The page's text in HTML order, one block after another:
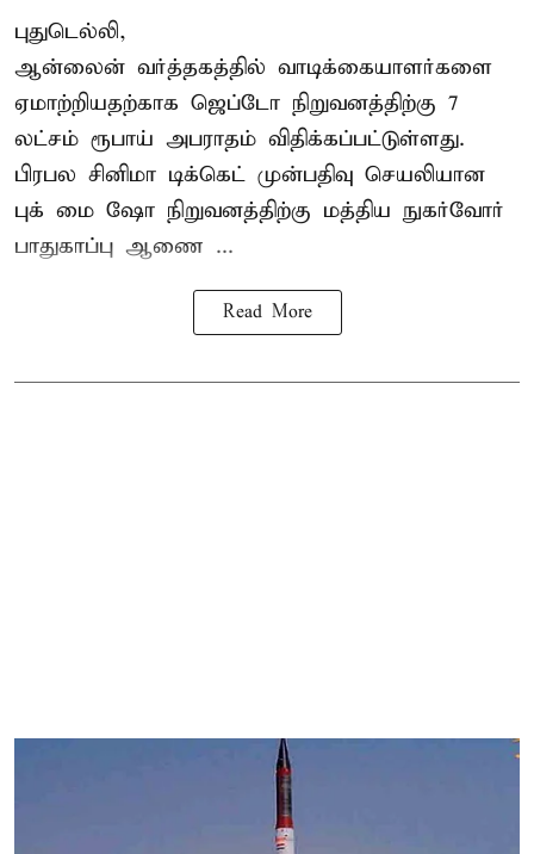
புதுடெல்லி,
ஆன்லைன் வர்த்தகத்தில் வாடிக்கையாளர்களை
ஏமாற்றியதற்காக ஜெப்டோ நிறுவனத்திற்கு 7
லட்சம் ரூபாய் அபராதம் விதிக்கப்பட்டுள்ளது.
பிரபல சினிமா டிக்கெட் முன்பதிவு செயலியான
புக் மை ஷோ நிறுவனத்திற்கு மத்திய நுகர்வோர்
பாதுகாப்பு ஆணை ...
Read More